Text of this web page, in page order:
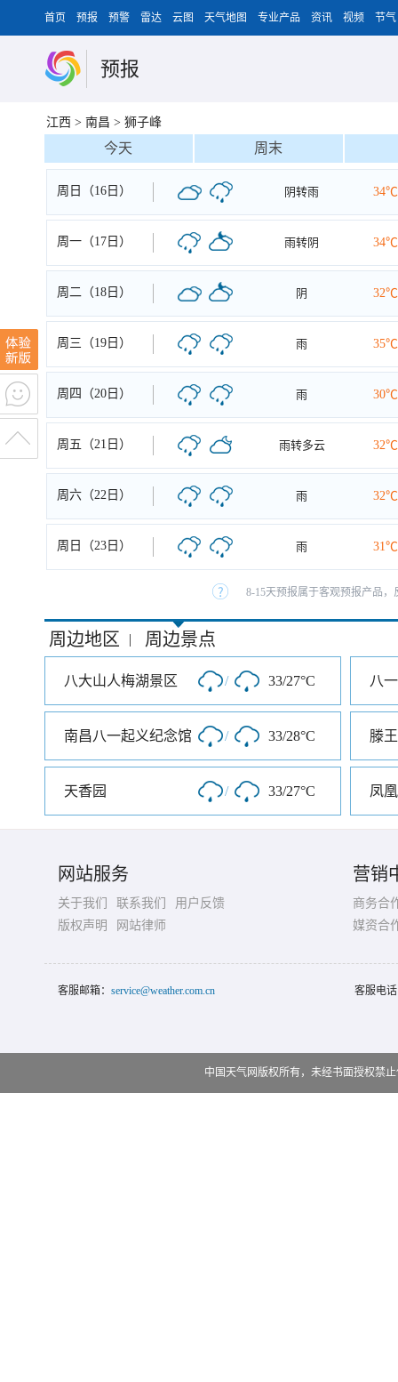
首页 预报 预警 雷达 云图 天气地图 专业产品 资讯 视频 节气
预报
江西 > 南昌 > 狮子峰
今天 周末
周日（16日） 阴转雨 34℃
周一（17日） 雨转阴 34℃
周二（18日） 阴 32℃
周三（19日） 雨 35℃
周四（20日） 雨 30℃
周五（21日） 雨转多云 32℃
周六（22日） 雨 32℃
周日（23日） 雨 31℃
8-15天预报属于客观预报产品
周边地区 | 周边景点
八大山人梅湖景区 / 33/27°C 八
南昌八一起义纪念馆 / 33/28°C 滕
天香园 / 33/27°C 凤
网站服务
关于我们 联系我们
用户反馈
版权声明
网站律师
营销
商务合
媒资合
客服邮箱： service@weather.com.cn 客服电
中国天气网版权所有，未经书面授权